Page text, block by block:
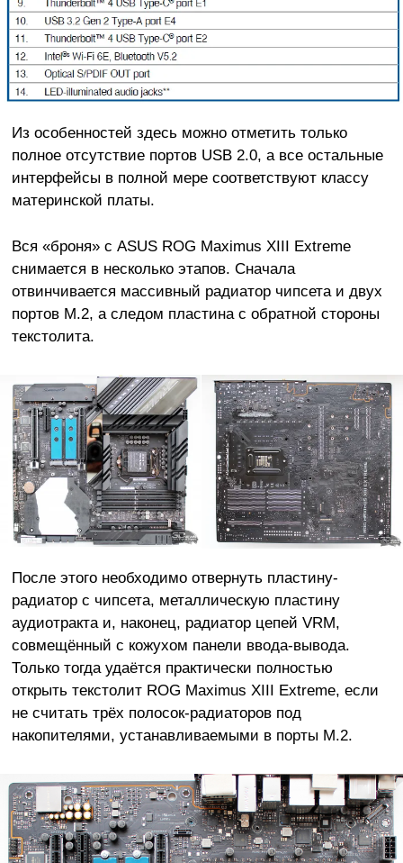
Из особенностей здесь можно отметить только
полное отсутствие портов USB 2.0, а все остальные
интерфейсы в полной мере соответствуют классу
материнской платы.
Вся «броня» с ASUS ROG Maximus XIII Extreme
снимается в несколько этапов. Сначала
отвинчивается массивный радиатор чипсета и двух
портов M.2, а следом пластина с обратной стороны
текстолита.
После этого необходимо отвернуть пластину-
радиатор с чипсета, металлическую пластину
аудиотракта и, наконец, радиатор цепей VRM,
совмещённый с кожухом панели ввода-вывода.
Только тогда удаётся практически полностью
открыть текстолит ROG Maximus XIII Extreme, если
не считать трёх полосок-радиаторов под
накопителями, устанавливаемыми в порты M.2.